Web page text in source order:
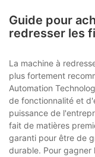
Guide pour
redresser les
La machine à
plus fortement
Automation
de fonctionnalité et
puissance de
fait de matières
garanti pour être de
durable. Pour gagner